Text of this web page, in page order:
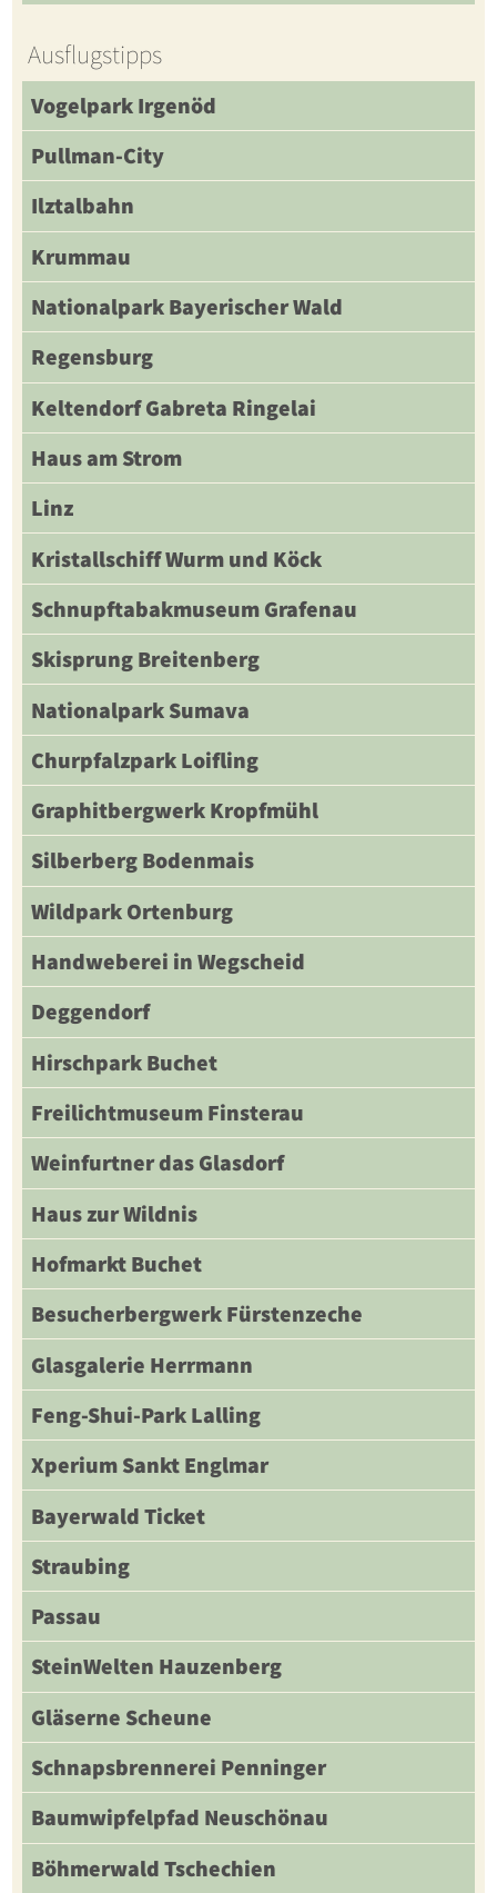
Ausflugstipps
Vogelpark Irgenöd
Pullman-City
Ilztalbahn
Krummau
Nationalpark Bayerischer Wald
Regensburg
Keltendorf Gabreta Ringelai
Haus am Strom
Linz
Kristallschiff Wurm und Köck
Schnupftabakmuseum Grafenau
Skisprung Breitenberg
Nationalpark Sumava
Churpfalzpark Loifling
Graphitbergwerk Kropfmühl
Silberberg Bodenmais
Wildpark Ortenburg
Handweberei in Wegscheid
Deggendorf
Hirschpark Buchet
Freilichtmuseum Finsterau
Weinfurtner das Glasdorf
Haus zur Wildnis
Hofmarkt Buchet
Besucherbergwerk Fürstenzeche
Glasgalerie Herrmann
Feng-Shui-Park Lalling
Xperium Sankt Englmar
Bayerwald Ticket
Straubing
Passau
SteinWelten Hauzenberg
Gläserne Scheune
Schnapsbrennerei Penninger
Baumwipfelpfad Neuschönau
Böhmerwald Tschechien